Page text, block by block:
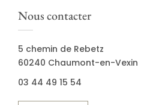
Nous contacter
5 chemin de Rebetz
60240 Chaumont-en-Vexin
03 44 49 15 54